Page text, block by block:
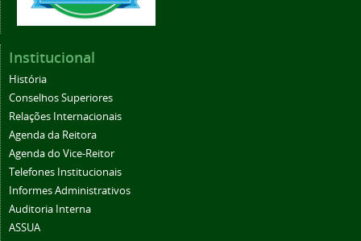
Institucional
História
Conselhos Superiores
Relações Internacionais
Agenda da Reitora
Agenda do Vice-Reitor
Telefones Institucionais
Informes Administrativos
Auditoria Interna
ASSUA